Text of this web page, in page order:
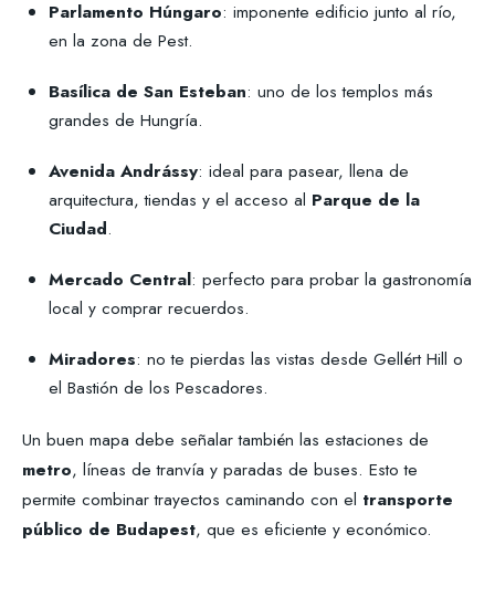
Parlamento Húngaro: imponente edificio junto al río,
en la zona de Pest.
Basílica de San Esteban: uno de los templos más
grandes de Hungría.
Avenida Andrássy: ideal para pasear, llena de
arquitectura, tiendas y el acceso al Parque de la
Ciudad.
Mercado Central: perfecto para probar la gastronomía
local y comprar recuerdos.
Miradores: no te pierdas las vistas desde Gellért Hill o
el Bastión de los Pescadores.
Un buen mapa debe señalar también las estaciones de
metro, líneas de tranvía y paradas de buses. Esto te
permite combinar trayectos caminando con el transporte
público de Budapest, que es eficiente y económico.